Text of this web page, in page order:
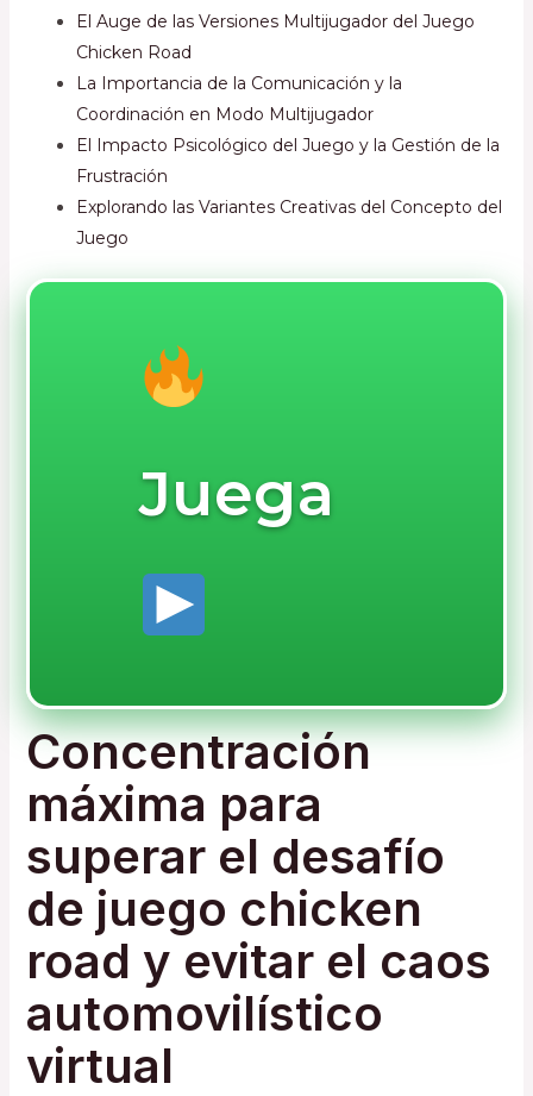
El Auge de las Versiones Multijugador del Juego
Chicken Road
La Importancia de la Comunicación y la
Coordinación en Modo Multijugador
El Impacto Psicológico del Juego y la Gestión de la
Frustración
Explorando las Variantes Creativas del Concepto del
Juego
Juega
Concentración
máxima para
superar el desafío
de juego chicken
road y evitar el caos
automovilístico
virtual